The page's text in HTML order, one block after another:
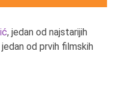
, jedan od najstarijih
od prvih filmskih